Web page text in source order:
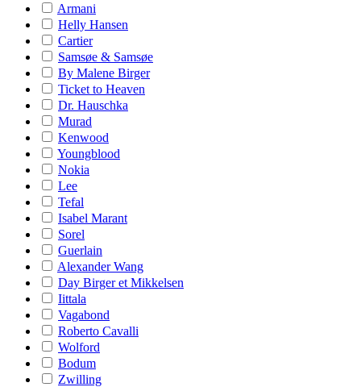
Armani
Helly Hansen
Cartier
Samsøe & Samsøe
By Malene Birger
Ticket to Heaven
Dr. Hauschka
Murad
Kenwood
Youngblood
Nokia
Lee
Tefal
Isabel Marant
Sorel
Guerlain
Alexander Wang
Day Birger et Mikkelsen
Iittala
Vagabond
Roberto Cavalli
Wolford
Bodum
Zwilling